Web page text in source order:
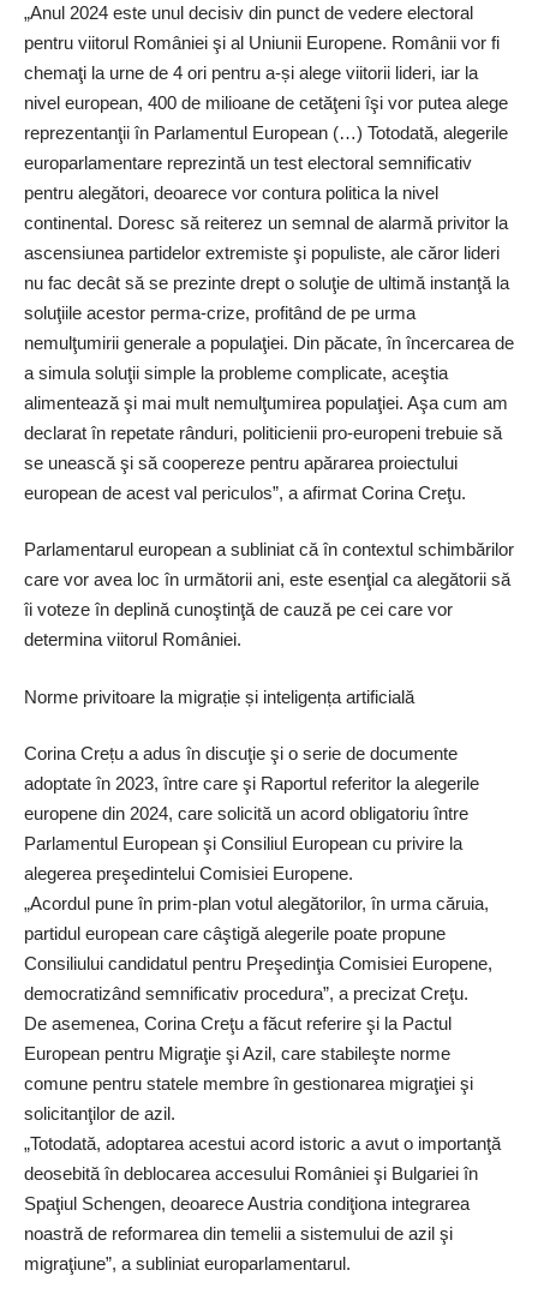
„Anul 2024 este unul decisiv din punct de vedere electoral
pentru viitorul României şi al Uniunii Europene. Românii vor fi
chemaţi la urne de 4 ori pentru a-și alege viitorii lideri, iar la
nivel european, 400 de milioane de cetăţeni îşi vor putea alege
reprezentanţii în Parlamentul European (…) Totodată, alegerile
europarlamentare reprezintă un test electoral semnificativ
pentru alegători, deoarece vor contura politica la nivel
continental. Doresc să reiterez un semnal de alarmă privitor la
ascensiunea partidelor extremiste şi populiste, ale căror lideri
nu fac decât să se prezinte drept o soluţie de ultimă instanţă la
soluţiile acestor perma-crize, profitând de pe urma
nemulţumirii generale a populaţiei. Din păcate, în încercarea de
a simula soluţii simple la probleme complicate, aceştia
alimentează şi mai mult nemulţumirea populaţiei. Aşa cum am
declarat în repetate rânduri, politicienii pro-europeni trebuie să
se unească şi să coopereze pentru apărarea proiectului
european de acest val periculos”, a afirmat Corina Creţu.
Parlamentarul european a subliniat că în contextul schimbărilor
care vor avea loc în următorii ani, este esenţial ca alegătorii să
îi voteze în deplină cunoştinţă de cauză pe cei care vor
determina viitorul României.
Norme privitoare la migrație și inteligența artificială
Corina Crețu a adus în discuţie şi o serie de documente
adoptate în 2023, între care şi Raportul referitor la alegerile
europene din 2024, care solicită un acord obligatoriu între
Parlamentul European şi Consiliul European cu privire la
alegerea preşedintelui Comisiei Europene.
„Acordul pune în prim-plan votul alegătorilor, în urma căruia,
partidul european care câştigă alegerile poate propune
Consiliului candidatul pentru Preşedinţia Comisiei Europene,
democratizând semnificativ procedura”, a precizat Creţu.
De asemenea, Corina Creţu a făcut referire şi la Pactul
European pentru Migraţie şi Azil, care stabileşte norme
comune pentru statele membre în gestionarea migraţiei şi
solicitanţilor de azil.
„Totodată, adoptarea acestui acord istoric a avut o importanţă
deosebită în deblocarea accesului României şi Bulgariei în
Spaţiul Schengen, deoarece Austria condiţiona integrarea
noastră de reformarea din temelii a sistemului de azil şi
migraţiune”, a subliniat europarlamentarul.